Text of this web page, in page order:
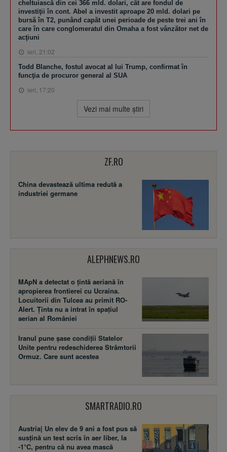
cheltuiască din cei 366 mld. dolari, cât are fondul de
investiţii în cont. Abel a investit aproape 20 mld. dolari pe
bursă în T2, punând capăt unei perioade de peste trei ani în
care în care conglomeratul din Omaha a fost vânzător net de
acţiuni
ieri, 21:02
Todd Blanche, fostul avocat al lui Trump, confirmat în
funcţia de procuror general al SUA
ieri, 17:20
Vezi mai multe ştiri
ZF.RO
China devastează ultima redută a
industriei germane
ALEPHNEWS.RO
MApN a detectat o țintă aeriană în
apropierea frontierei cu Ucraina.
Locuitorii din Tulcea au primit RO-
Alert. Ținta nu a intrat în spațiul
aerian al României
Iranul pune șase condiții Statelor
Unite pentru redeschiderea Strâmtorii
Ormuz. Care sunt acestea
SMARTRADIO.RO
Austria| Un elev de 9 ani a fost pus să
susţină un test scris în aer liber, la
-1°C, pentru că nu avea mască